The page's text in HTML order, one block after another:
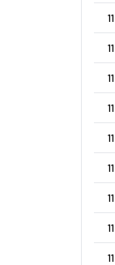
11
11
11
11
11
11
11
11
11